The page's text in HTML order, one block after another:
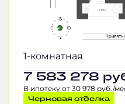
1-комнатная
7 583 278
В ипотеку от 30 978 руб./
Черновая отделка